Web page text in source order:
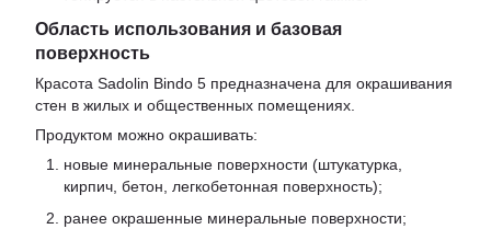
Область использования и базовая
поверхность
Красота Sadolin Bindo 5 предназначена для окрашивания
стен в жилых и общественных помещениях.
Продуктом можно окрашивать:
новые минеральные поверхности (штукатурка,
кирпич, бетон, легкобетонная поверхность);
ранее окрашенные минеральные поверхности;